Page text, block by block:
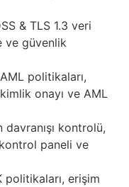
& TLS 1.3 veri
ve güvenlik
politikaları,
onayı ve AML
kontrolü,
kontrol paneli ve
politikaları, erişim